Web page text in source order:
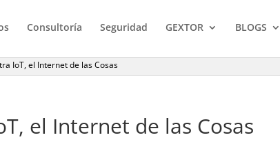
Consultoría Seguridad GEXTOR BLOGS
IoT, el Internet de las Cosas
el Internet de las Cosas